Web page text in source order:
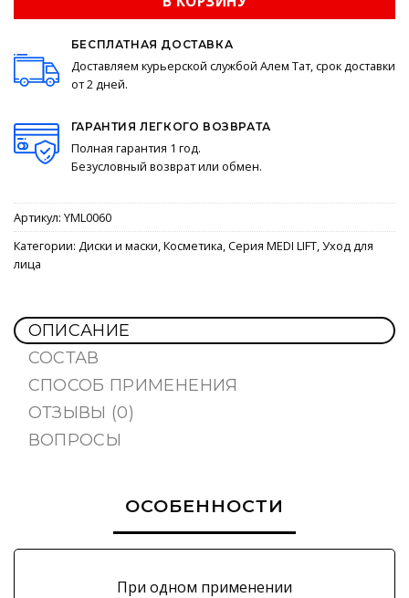
БЕСПЛАТНАЯ ДОСТАВКА
Доставляем курьерской службой Алем Тат, срок доставки
от 2 дней.
ГАРАНТИЯ ЛЕГКОГО ВОЗВРАТА
Полная гарантия 1 год.
Безусловный возврат или обмен.
Артикул: YML0060
Категории: Диски и маски,Косметика,Серия MEDI LIFT,Уход для
лица
ОПИСАНИЕ
СОСТАВ
СПОСОБ ПРИМЕНЕНИЯ
ОТЗЫВЫ (0)
ВОПРОСЫ
ОСОБЕННОСТИ
При одном применении